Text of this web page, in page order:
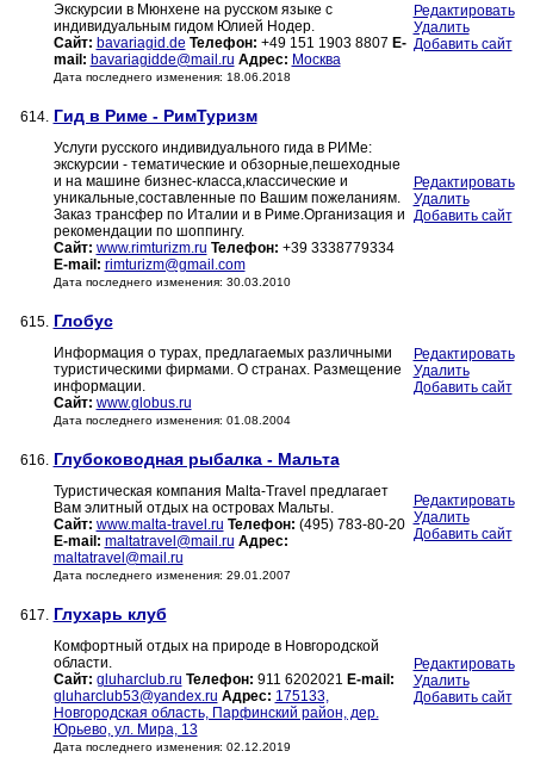
Экскурсии в Мюнхене на русском языке с
индивидуальным гидом Юлией Нодер.
Сайт: bavariagid.de Телефон: +49 151 1903 8807 E-
mail: bavariagidde@mail.ru Адрес: Москва
Дата последнего изменения: 18.06.2018
Редактировать
Удалить
Добавить сайт
614. Гид в Риме - РимТуризм
Услуги русского индивидуального гида в РИМе:
экскурсии - тематические и обзорные,пешеходные
и на машине бизнес-класса,классические и
уникальные,составленные по Вашим пожеланиям.
Заказ трансфер по Италии и в Риме.Организация и
рекомендации по шоппингу.
Сайт: www.rimturizm.ru Телефон: +39 3338779334
E-mail: rimturizm@gmail.com
Дата последнего изменения: 30.03.2010
Редактировать
Удалить
Добавить сайт
615. Глобус
Информация о турах, предлагаемых различными
туристическими фирмами. О странах. Размещение
информации.
Сайт: www.globus.ru
Дата последнего изменения: 01.08.2004
Редактировать
Удалить
Добавить сайт
616. Глубоководная рыбалка - Мальта
Туристическая компания Malta-Travel предлагает
Вам элитный отдых на островах Мальты.
Сайт: www.malta-travel.ru Телефон: (495) 783-80-20
E-mail: maltatravel@mail.ru Адрес:
maltatravel@mail.ru
Дата последнего изменения: 29.01.2007
Редактировать
Удалить
Добавить сайт
617. Глухарь клуб
Комфортный отдых на природе в Новгородской
области.
Сайт: gluharclub.ru Телефон: 911 6202021 E-mail:
gluharclub53@yandex.ru Адрес: 175133,
Новгородская область, Парфинский район, дер.
Юрьево, ул. Мира, 13
Дата последнего изменения: 02.12.2019
Редактировать
Удалить
Добавить сайт